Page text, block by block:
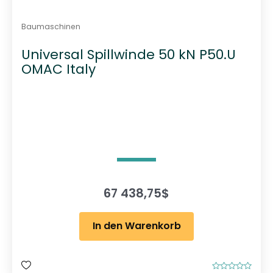
Baumaschinen
Universal Spillwinde 50 kN P50.U
OMAC Italy
67 438,75$
In den Warenkorb